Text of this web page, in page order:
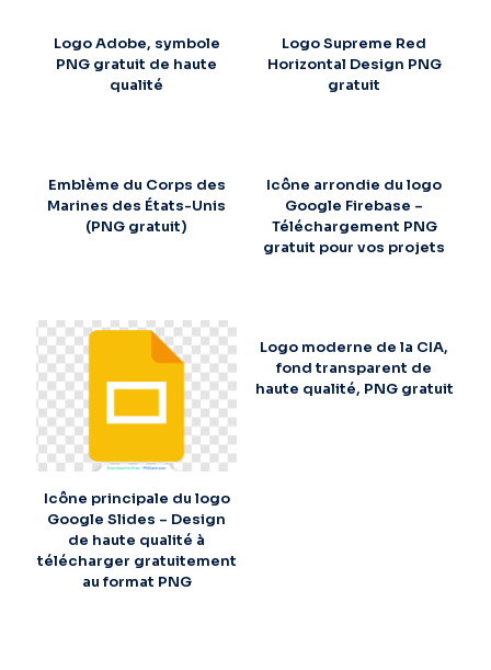
Logo Adobe, symbole
PNG gratuit de haute
qualité
Logo Supreme Red
Horizontal Design PNG
gratuit
Emblème du Corps des
Marines des États-Unis
(PNG gratuit)
Icône arrondie du logo
Google Firebase –
Téléchargement PNG
gratuit pour vos projets
Icône principale du logo
Google Slides – Design
de haute qualité à
télécharger gratuitement
au format PNG
Logo moderne de la CIA,
fond transparent de
haute qualité, PNG gratuit